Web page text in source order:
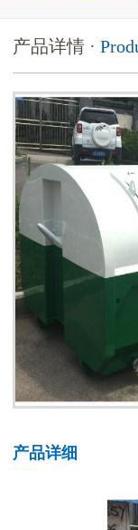
产品详情 ·
产品详细